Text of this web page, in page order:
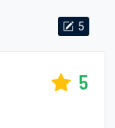
5
5